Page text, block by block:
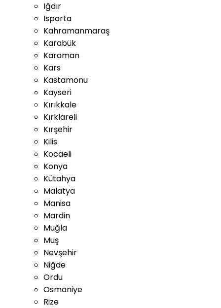
Iğdır
Isparta
Kahramanmaraş
Karabük
Karaman
Kars
Kastamonu
Kayseri
Kırıkkale
Kırklareli
Kırşehir
Kilis
Kocaeli
Konya
Kütahya
Malatya
Manisa
Mardin
Muğla
Muş
Nevşehir
Niğde
Ordu
Osmaniye
Rize